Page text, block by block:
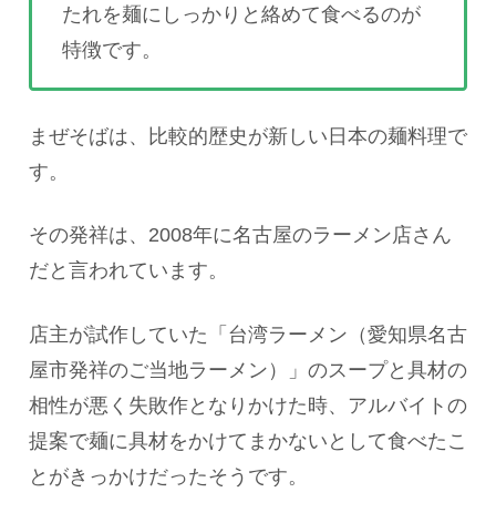
たれを麺にしっかりと絡めて食べるのが
特徴です。
まぜそばは、比較的歴史が新しい日本の麺料理で
す。
その発祥は、2008年に名古屋のラーメン店さん
だと言われています。
店主が試作していた「台湾ラーメン（愛知県名古
屋市発祥のご当地ラーメン）」のスープと具材の
相性が悪く失敗作となりかけた時、アルバイトの
提案で麺に具材をかけてまかないとして食べたこ
とがきっかけだったそうです。